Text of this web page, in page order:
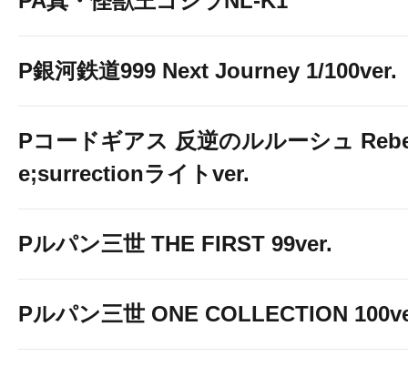
P銀河鉄道999 Next Journey 1/100ver.
Pコードギアス 反逆のルルーシュ
e;surrectionライトver.
Pルパン三世 THE FIRST 99ver.
Pルパン三世 ONE COLLECTION